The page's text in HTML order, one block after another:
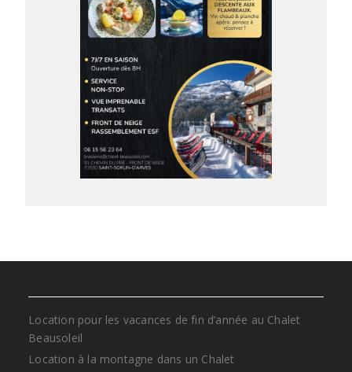
Location pour les vacances de fin d’année au Chalet
Beausoleil
Location à la montagne dans un Chalet